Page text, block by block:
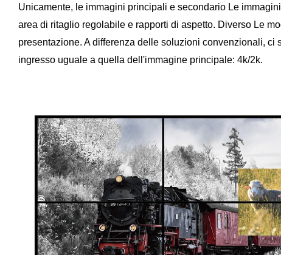
Unicamente, le immagini principali e secondario Le
area di ritaglio regolabile e rapporti di aspetto. Diverso Le
presentazione. A differenza delle soluzioni convenzionali, ci
ingresso uguale a quella dell'immagine principale: 4k/2k.